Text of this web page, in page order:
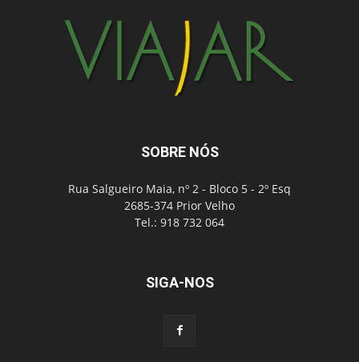
SOBRE NÓS
Rua Salgueiro Maia, nº 2 - Bloco 5 - 2º Esq
2685-374 Prior Velho
Tel.: 918 732 064
SIGA-NOS